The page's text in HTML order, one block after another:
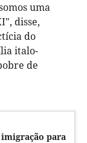
uma
disse,
do
italo-
de
para